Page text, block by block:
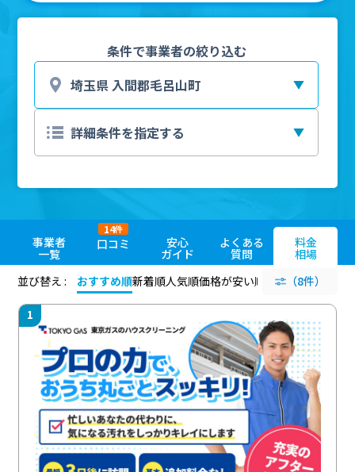
条件で事業者の絞り込む
事業者
一覧
口コミ
14件
安心
ガイド
よくある
質問
料金
相場
並び替え :
おすすめ順新着順人気順価格が安い順 評価が高い順
（8件）
1